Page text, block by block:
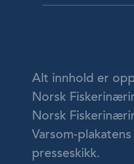
Alt innhold er
Norsk
Norsk
Varsom-
presseskikk.